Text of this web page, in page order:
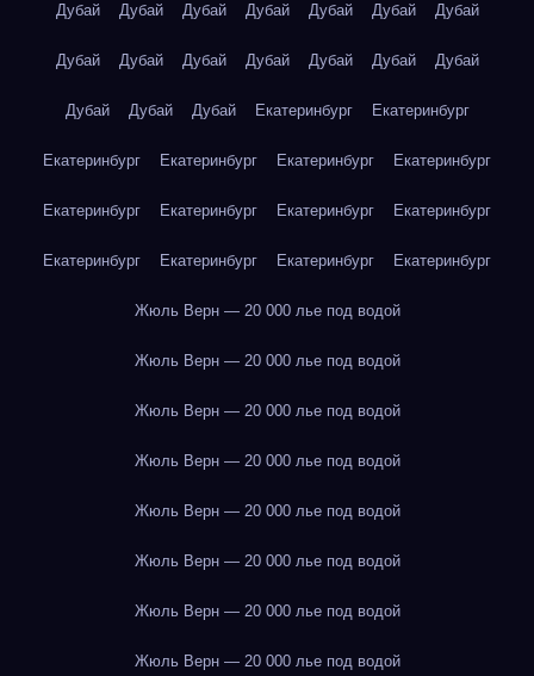
Дубай Дубай Дубай Дубай Дубай Дубай Дубай
Дубай Дубай Дубай Дубай Дубай Дубай Дубай
Дубай Дубай Дубай Екатеринбург Екатеринбург
Екатеринбург Екатеринбург Екатеринбург Екатеринбург
Екатеринбург Екатеринбург Екатеринбург Екатеринбург
Екатеринбург Екатеринбург Екатеринбург Екатеринбург
Жюль Верн — 20 000 лье под водой
Жюль Верн — 20 000 лье под водой
Жюль Верн — 20 000 лье под водой
Жюль Верн — 20 000 лье под водой
Жюль Верн — 20 000 лье под водой
Жюль Верн — 20 000 лье под водой
Жюль Верн — 20 000 лье под водой
Жюль Верн — 20 000 лье под водой